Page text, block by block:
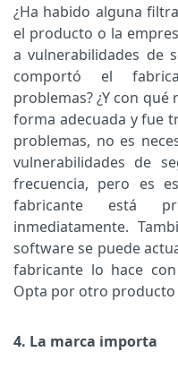
¿Ha habido alguna
el producto o la
a vulnerabilidades de
comportó el
problemas? ¿Y con qué
forma adecuada y fue
problemas, no es
vulnerabilidades de
frecuencia, pero es
fabricante está
inmediatamente.
software se puede
fabricante lo hace
Opta por otro producto
4. La marca importa